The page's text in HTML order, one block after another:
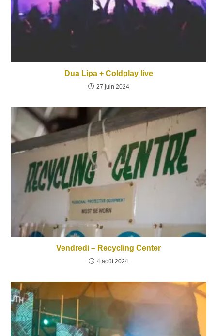
Dua Lipa + Coldplay live
27 juin 2024
Vendredi – Recycling Center
4 août 2024